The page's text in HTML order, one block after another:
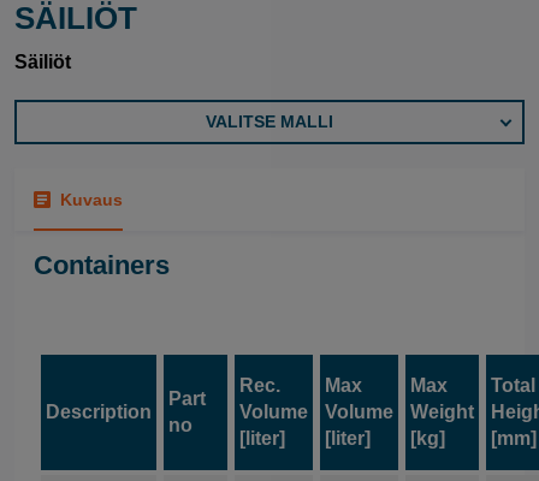
SÄILIÖT
Säiliöt
VALITSE MALLI
Kuvaus
Containers
Description
Part
no
Rec.
Volume
[liter]
Max
Volume
[liter]
Max
Weight
[kg]
Total
[mm]